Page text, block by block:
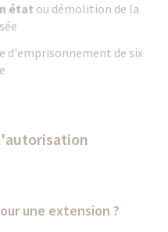
état ou démolition de la
d'emprisonnement de six
une extension ?